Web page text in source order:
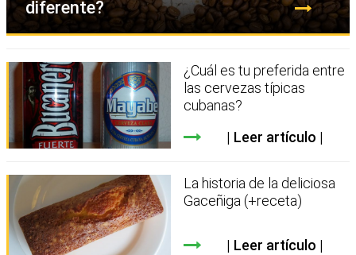
diferente?
¿Cuál es tu preferida entre
las cervezas típicas
cubanas?
Leer artículo
La historia de la deliciosa
Gaceñiga (+receta)
Leer artículo